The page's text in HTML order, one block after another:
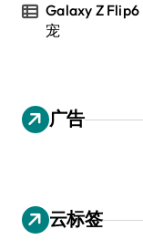
Galaxy Z
宠
广告
云标签